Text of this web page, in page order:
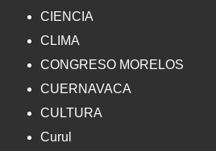
CIENCIA
CLIMA
CONGRESO MORELOS
CUERNAVACA
CULTURA
Curul